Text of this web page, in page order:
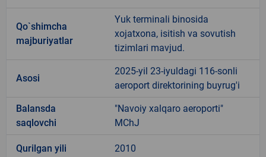
Qo`shimcha
majburiyatlar
Yuk terminali binosida
xojatxona, isitish va sovutish
tizimlari mavjud.
Asosi
2025-yil 23-iyuldagi 116-sonli
aeroport direktorining buyrug'i
Balansda
saqlovchi
"Navoiy xalqaro aeroporti"
MChJ
Qurilgan yili 2010